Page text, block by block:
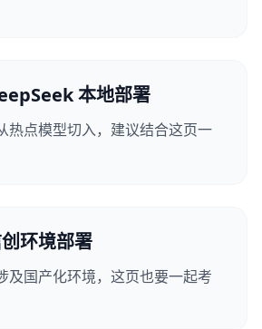
本地部署
热点模型切入，建议结合这页一
环境部署
及国产化环境，这页也要一起考